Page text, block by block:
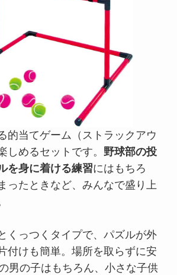
的当てゲーム（ストラックアウ
しめるセットです。 野球部の投
を身に着ける練習にはもちろ
ったときなど、みんなで盛り上
くっつくタイプで、パズルが外
付けも簡単。場所を取らずに安
男の子はもちろん、小さな子供